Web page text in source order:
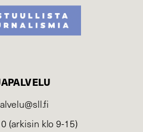
(arkisin klo 9-15)